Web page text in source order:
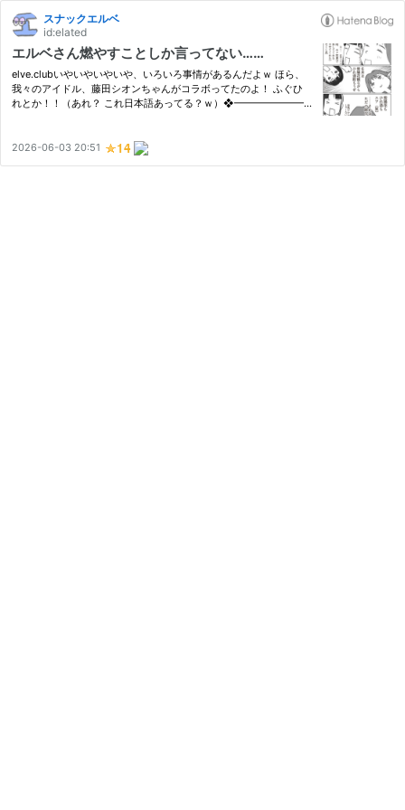
スナックエルベ
id:elated
エルベさん燃やすことしか言ってない……
elve.clubいやいやいやいや、いろいろ事情があるんだよｗ ほら、
我々のアイドル、藤田シオンちゃんがコラボってたのよ！ ふぐひ
れとか！！（あれ？ これ日本語あってる？ｗ）❖━━━━━━━
━━❖皆様こんばんは！藤田シオン…
2026-06-03 20:51